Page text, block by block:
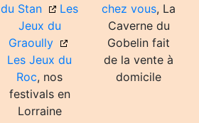
du Stan
Les
Jeux du
Graoully
Les Jeux du
Roc, nos
festivals en
Lorraine
chez vous, La
Caverne du
Gobelin fait
de la vente à
domicile